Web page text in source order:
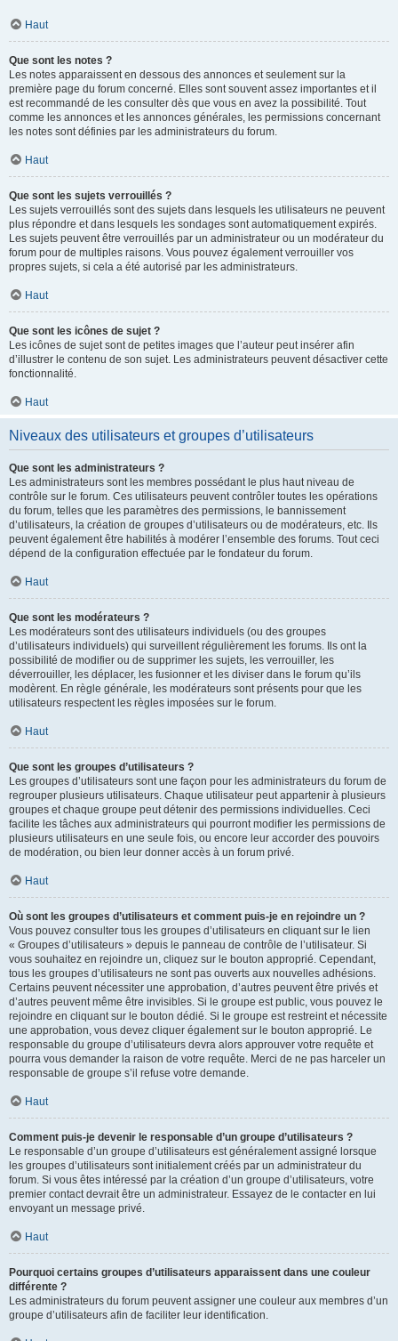
Haut
Que sont les notes ?
Les notes apparaissent en dessous des annonces et seulement sur la
première page du forum concerné. Elles sont souvent assez importantes et il
est recommandé de les consulter dès que vous en avez la possibilité. Tout
comme les annonces et les annonces générales, les permissions concernant
les notes sont définies par les administrateurs du forum.
Haut
Que sont les sujets verrouillés ?
Les sujets verrouillés sont des sujets dans lesquels les utilisateurs ne peuvent
plus répondre et dans lesquels les sondages sont automatiquement expirés.
Les sujets peuvent être verrouillés par un administrateur ou un modérateur du
forum pour de multiples raisons. Vous pouvez également verrouiller vos
propres sujets, si cela a été autorisé par les administrateurs.
Haut
Que sont les icônes de sujet ?
Les icônes de sujet sont de petites images que l’auteur peut insérer afin
d’illustrer le contenu de son sujet. Les administrateurs peuvent désactiver cette
fonctionnalité.
Haut
Niveaux des utilisateurs et groupes d’utilisateurs
Que sont les administrateurs ?
Les administrateurs sont les membres possédant le plus haut niveau de
contrôle sur le forum. Ces utilisateurs peuvent contrôler toutes les opérations
du forum, telles que les paramètres des permissions, le bannissement
d’utilisateurs, la création de groupes d’utilisateurs ou de modérateurs, etc. Ils
peuvent également être habilités à modérer l’ensemble des forums. Tout ceci
dépend de la configuration effectuée par le fondateur du forum.
Haut
Que sont les modérateurs ?
Les modérateurs sont des utilisateurs individuels (ou des groupes
d’utilisateurs individuels) qui surveillent régulièrement les forums. Ils ont la
possibilité de modifier ou de supprimer les sujets, les verrouiller, les
déverrouiller, les déplacer, les fusionner et les diviser dans le forum qu’ils
modèrent. En règle générale, les modérateurs sont présents pour que les
utilisateurs respectent les règles imposées sur le forum.
Haut
Que sont les groupes d’utilisateurs ?
Les groupes d’utilisateurs sont une façon pour les administrateurs du forum de
regrouper plusieurs utilisateurs. Chaque utilisateur peut appartenir à plusieurs
groupes et chaque groupe peut détenir des permissions individuelles. Ceci
facilite les tâches aux administrateurs qui pourront modifier les permissions de
plusieurs utilisateurs en une seule fois, ou encore leur accorder des pouvoirs
de modération, ou bien leur donner accès à un forum privé.
Haut
Où sont les groupes d’utilisateurs et comment puis-je en rejoindre un ?
Vous pouvez consulter tous les groupes d’utilisateurs en cliquant sur le lien
« Groupes d’utilisateurs » depuis le panneau de contrôle de l’utilisateur. Si
vous souhaitez en rejoindre un, cliquez sur le bouton approprié. Cependant,
tous les groupes d’utilisateurs ne sont pas ouverts aux nouvelles adhésions.
Certains peuvent nécessiter une approbation, d’autres peuvent être privés et
d’autres peuvent même être invisibles. Si le groupe est public, vous pouvez le
rejoindre en cliquant sur le bouton dédié. Si le groupe est restreint et nécessite
une approbation, vous devez cliquer également sur le bouton approprié. Le
responsable du groupe d’utilisateurs devra alors approuver votre requête et
pourra vous demander la raison de votre requête. Merci de ne pas harceler un
responsable de groupe s’il refuse votre demande.
Haut
Comment puis-je devenir le responsable d’un groupe d’utilisateurs ?
Le responsable d’un groupe d’utilisateurs est généralement assigné lorsque
les groupes d’utilisateurs sont initialement créés par un administrateur du
forum. Si vous êtes intéressé par la création d’un groupe d’utilisateurs, votre
premier contact devrait être un administrateur. Essayez de le contacter en lui
envoyant un message privé.
Haut
Pourquoi certains groupes d’utilisateurs apparaissent dans une couleur
différente ?
Les administrateurs du forum peuvent assigner une couleur aux membres d’un
groupe d’utilisateurs afin de faciliter leur identification.